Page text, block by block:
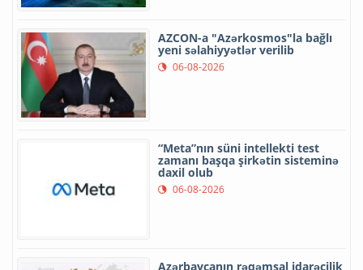
AZCON-a "Azərkosmos"la bağlı
yeni səlahiyyətlər verilib
06-08-2026
“Meta”nın süni intellekti test
zamanı başqa şirkətin sisteminə
daxil olub
06-08-2026
Azərbaycanın rəqəmsal idarəçilik